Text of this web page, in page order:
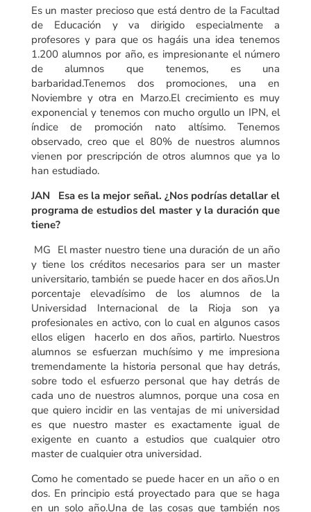
Es un master precioso que está dentro de la Facultad
de Educación y va dirigido especialmente a
profesores y para que os hagáis una idea tenemos
1.200 alumnos por año, es impresionante el número
de alumnos que tenemos, es una
barbaridad.Tenemos dos promociones, una en
Noviembre y otra en Marzo.El crecimiento es muy
exponencial y tenemos con mucho orgullo un IPN, el
índice de promoción nato altísimo. Tenemos
observado, creo que el 80% de nuestros alumnos
vienen por prescripción de otros alumnos que ya lo
han estudiado.
JAN Esa es la mejor señal. ¿Nos podrías detallar el
programa de estudios del master y la duración que
tiene?
MG El master nuestro tiene una duración de un año
y tiene los créditos necesarios para ser un master
universitario, también se puede hacer en dos años.Un
porcentaje elevadísimo de los alumnos de la
Universidad Internacional de la Rioja son ya
profesionales en activo, con lo cual en algunos casos
ellos eligen hacerlo en dos años, partirlo. Nuestros
alumnos se esfuerzan muchísimo y me impresiona
tremendamente la historia personal que hay detrás,
sobre todo el esfuerzo personal que hay detrás de
cada uno de nuestros alumnos, porque una cosa en
que quiero incidir en las ventajas de mi universidad
es que nuestro master es exactamente igual de
exigente en cuanto a estudios que cualquier otro
master de cualquier otra universidad.
Como he comentado se puede hacer en un año o en
dos. En principio está proyectado para que se haga
en un solo año.Una de las cosas que también nos